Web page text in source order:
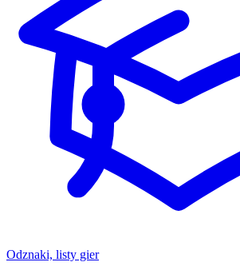
Odznaki, listy gier